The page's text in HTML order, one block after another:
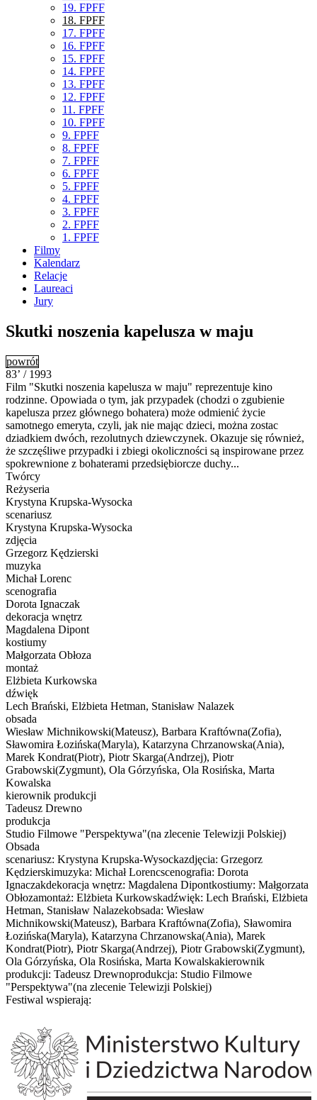
19. FPFF
18. FPFF
17. FPFF
16. FPFF
15. FPFF
14. FPFF
13. FPFF
12. FPFF
11. FPFF
10. FPFF
9. FPFF
8. FPFF
7. FPFF
6. FPFF
5. FPFF
4. FPFF
3. FPFF
2. FPFF
1. FPFF
Filmy
Kalendarz
Relacje
Laureaci
Jury
Skutki noszenia kapelusza w maju
powrót
83’ / 1993
Film "Skutki noszenia kapelusza w maju" reprezentuje kino
rodzinne. Opowiada o tym, jak przypadek (chodzi o zgubienie
kapelusza przez głównego bohatera) może odmienić życie
samotnego emeryta, czyli, jak nie mając dzieci, można zostac
dziadkiem dwóch, rezolutnych dziewczynek. Okazuje się również,
że szczęśliwe przypadki i zbiegi okoliczności są inspirowane przez
spokrewnione z bohaterami przedsiębiorcze duchy...
Twórcy
Reżyseria
Krystyna Krupska-Wysocka
scenariusz
Krystyna Krupska-Wysocka
zdjęcia
Grzegorz Kędzierski
muzyka
Michał Lorenc
scenografia
Dorota Ignaczak
dekoracja wnętrz
Magdalena Dipont
kostiumy
Małgorzata Obłoza
montaż
Elżbieta Kurkowska
dźwięk
Lech Brański, Elżbieta Hetman, Stanisław Nalazek
obsada
Wiesław Michnikowski(Mateusz), Barbara Kraftówna(Zofia),
Sławomira Łozińska(Maryla), Katarzyna Chrzanowska(Ania),
Marek Kondrat(Piotr), Piotr Skarga(Andrzej), Piotr
Grabowski(Zygmunt), Ola Górzyńska, Ola Rosińska, Marta
Kowalska
kierownik produkcji
Tadeusz Drewno
produkcja
Studio Filmowe "Perspektywa"(na zlecenie Telewizji Polskiej)
Obsada
scenariusz: Krystyna Krupska-Wysockazdjęcia: Grzegorz
Kędzierskimuzyka: Michał Lorencscenografia: Dorota
Ignaczakdekoracja wnętrz: Magdalena Dipontkostiumy: Małgorzata
Obłozamontaż: Elżbieta Kurkowskadźwięk: Lech Brański, Elżbieta
Hetman, Stanisław Nalazekobsada: Wiesław
Michnikowski(Mateusz), Barbara Kraftówna(Zofia), Sławomira
Łozińska(Maryla), Katarzyna Chrzanowska(Ania), Marek
Kondrat(Piotr), Piotr Skarga(Andrzej), Piotr Grabowski(Zygmunt),
Ola Górzyńska, Ola Rosińska, Marta Kowalskakierownik
produkcji: Tadeusz Drewnoprodukcja: Studio Filmowe
"Perspektywa"(na zlecenie Telewizji Polskiej)
Festiwal wspierają: